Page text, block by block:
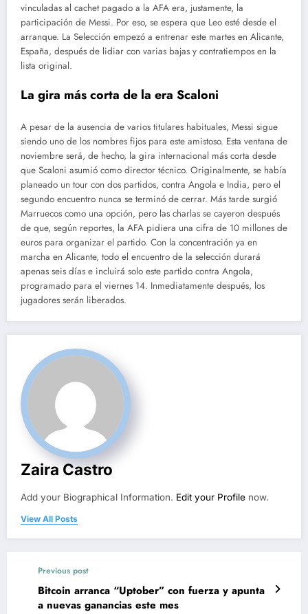
vinculadas al cachet pagado a la AFA era, justamente, la
participación de Messi. Por eso, se espera que Leo esté desde el
arranque. La Selección empezó a entrenar este martes en Alicante,
España, después de lidiar con varias bajas y contratiempos en la
lista original.
La gira más corta de la era Scaloni
A pesar de la ausencia de varios titulares habituales, Messi sigue
siendo uno de los nombres fijos para este amistoso. Esta ventana de
noviembre será, de hecho, la gira internacional más corta desde
que Scaloni asumió como director técnico. Originalmente, se había
planeado un tour con dos partidos, contra Angola e India, pero el
segundo encuentro nunca se terminó de cerrar. Más tarde surgió
Marruecos como una opción, pero las charlas se cayeron después
de que, según reportes, la AFA pidiera una cifra de 10 millones de
euros para organizar el partido. Con la concentración ya en
marcha en Alicante, todo el encuentro de la selección durará
apenas seis días e incluirá solo este partido contra Angola,
programado para el viernes 14. Inmediatamente después, los
jugadores serán liberados.
Zaira Castro
Add your Biographical Information. Edit your Profile now.
View All Posts
Previous post
Bitcoin arranca “Uptober” con fuerza y apunta
a nuevas ganancias este mes